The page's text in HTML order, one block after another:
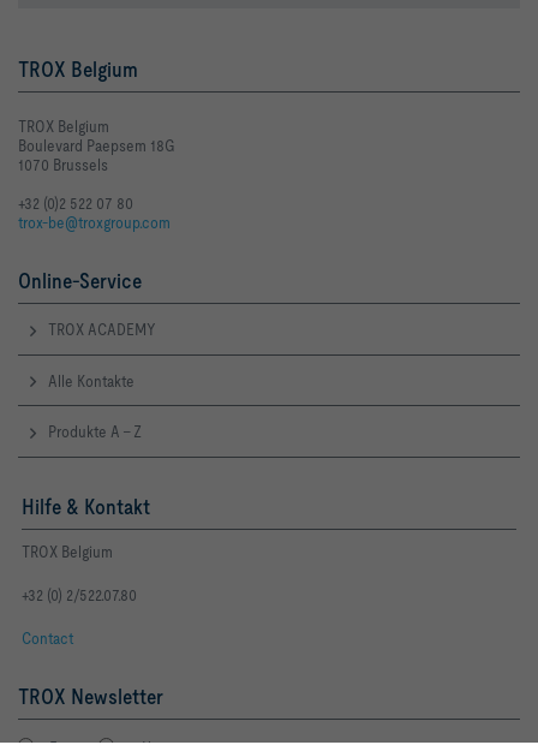
TROX Belgium
TROX Belgium
Boulevard Paepsem 18G
1070 Brussels
+32 (0)2 522 07 80
trox-be@troxgroup.com
Online-Service
TROX ACADEMY
Alle Kontakte
Produkte A - Z
Hilfe & Kontakt
TROX Belgium
+32 (0) 2/522.07.80
Contact
TROX Newsletter